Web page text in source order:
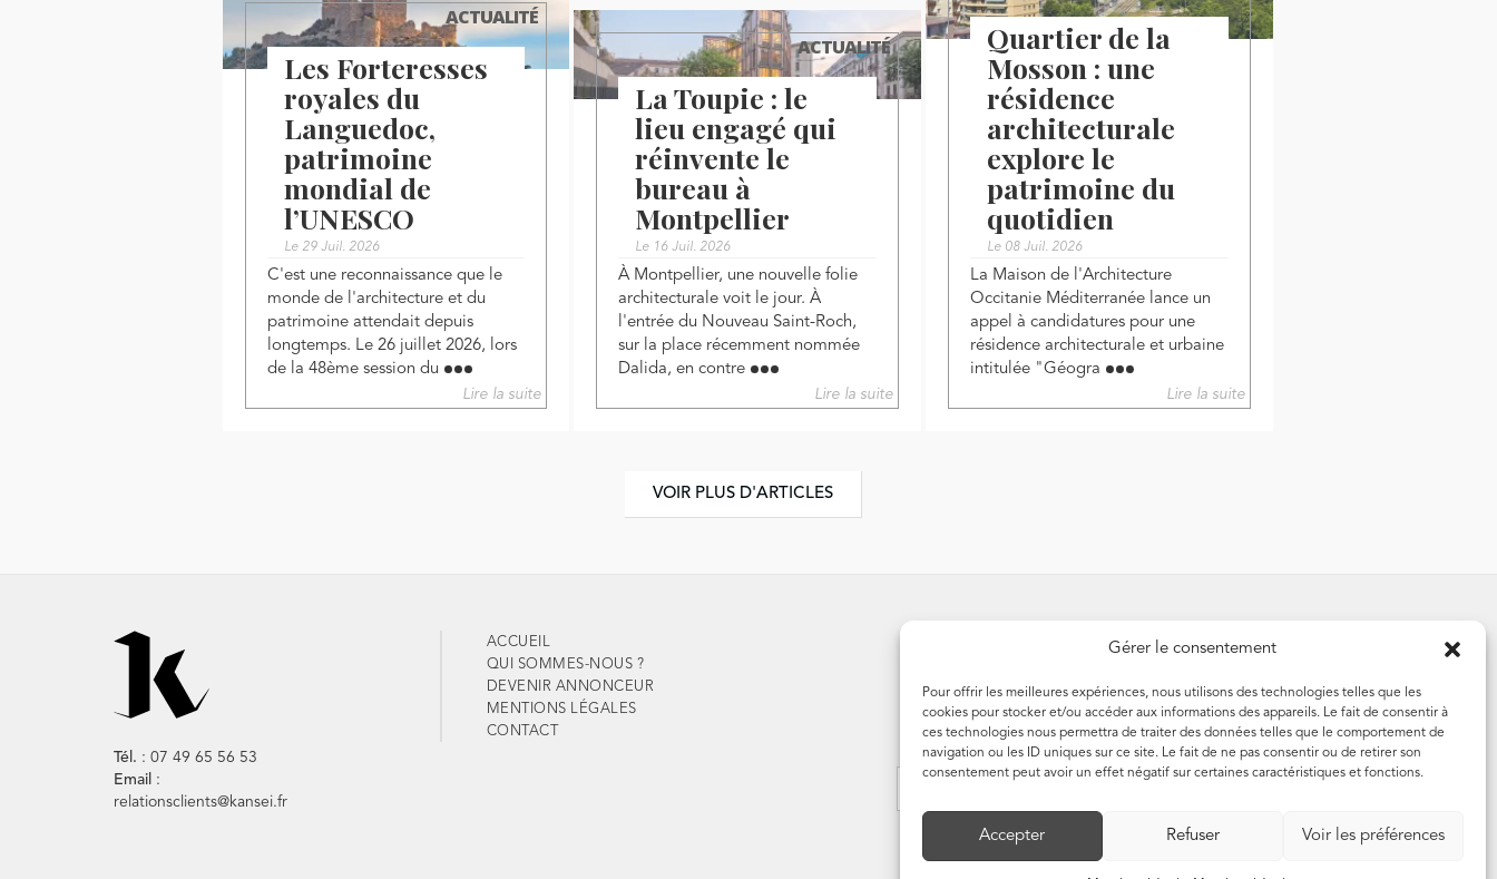
Gérer le consentement
Pour offrir les meilleures expériences, nous utilisons des technologies telles que les
cookies pour stocker et/ou accéder aux informations des appareils. Le fait de consentir à
ces technologies nous permettra de traiter des données telles que le comportement de
navigation ou les ID uniques sur ce site. Le fait de ne pas consentir ou de retirer son
consentement peut avoir un effet négatif sur certaines caractéristiques et fonctions.
Accepter Refuser Voir les préférences
ACTUALITÉ
Les Forteresses
royales du
Languedoc,
patrimoine
mondial de
l’UNESCO
Le 29 Juil. 2026
C'est une reconnaissance que le
monde de l'architecture et du
patrimoine attendait depuis
longtemps. Le 26 juillet 2026, lors
de la 48ème session du
Lire la suite
ACTUALITÉ
La Toupie : le
lieu engagé qui
réinvente le
bureau à
Montpellier
Le 16 Juil. 2026
À Montpellier, une nouvelle folie
architecturale voit le jour. À
l'entrée du Nouveau Saint-Roch,
sur la place récemment nommée
Dalida, en contre
Lire la suite
Quartier de la
Mosson : une
résidence
architecturale
explore le
patrimoine du
quotidien
Le 08 Juil. 2026
La Maison de l'Architecture
Occitanie Méditerranée lance un
appel à candidatures pour une
résidence architecturale et urbaine
intitulée "Géogra
Lire la suite
VOIR PLUS D'ARTICLES
Tél. : 07 49 65 56 53
Email :
relationsclients@kansei.fr
ACCUEIL
QUI SOMMES-NOUS ?
DEVENIR ANNONCEUR
MENTIONS LÉGALES
CONTACT
Abonnez-vous à notre newsletter